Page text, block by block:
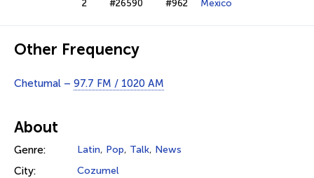
2 #26590 #962 Mexico
Other Frequency
Chetumal – 97.7 FM / 1020 AM
About
Genre: Latin, Pop, Talk, News
City: Cozumel